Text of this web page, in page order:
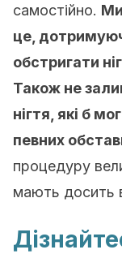
самостійно.
це,
обстригати
Також не
нігтя, які б
певних
процедуру
мають досить